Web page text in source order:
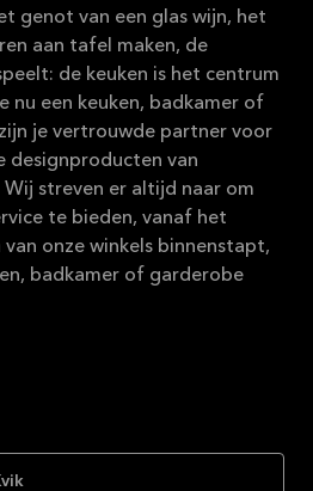
genot van een glas wijn, het
aan tafel maken, de
de keuken is het centrum
nu een keuken, badkamer of
je vertrouwde partner voor
designproducten van
streven er altijd naar om
te bieden, vanaf het
onze winkels binnenstapt,
badkamer of garderobe